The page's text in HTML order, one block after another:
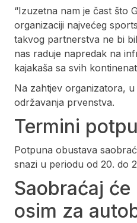
“Izuzetna nam je čast što
organizaciji najvećeg
takvog partnerstva ne bi
nas raduje napredak na
kajakaša sa svih
Na zahtjev organizatora,
održavanja prvenstva.
Termini
Potpuna obustava
snazi u periodu od 20. do
Saobraćaj
osim za